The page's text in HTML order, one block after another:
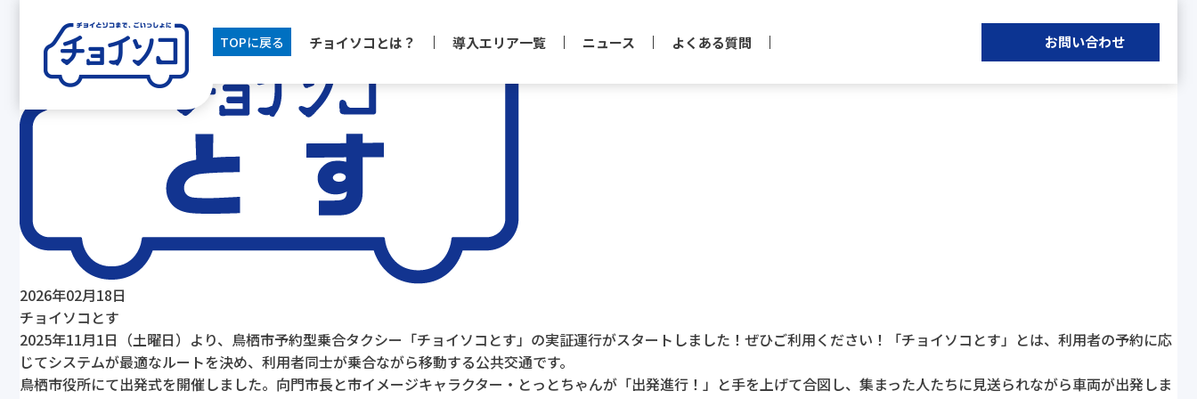
TOPに戻る チョイソコとは？ 導入エリア一覧 ニュース よくある質問 お問い合わせ
2026年02月18日
チョイソコとす
2025年11月1日（土曜日）より、鳥栖市予約型乗合タクシー「チョイソコとす」の実証運行がスタートしました！ぜひご利用ください！「チョイソコとす」とは、利用者の予約に応
じてシステムが最適なルートを決め、利用者同士が乗合ながら移動する公共交通です。
鳥栖市役所にて出発式を開催しました。向門市長と市イメージキャラクター・とっとちゃんが「出発進行！」と手を上げて合図し、集まった人たちに見送られながら車両が出発しま